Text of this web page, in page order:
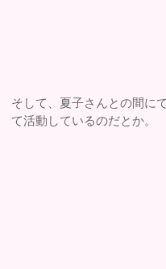
そして、夏子さんとの間に
て活動しているのだとか。